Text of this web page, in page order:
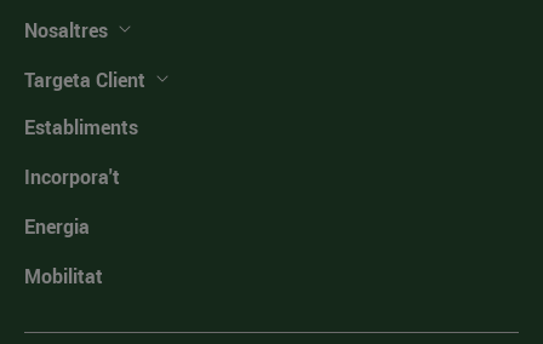
Nosaltres
Targeta Client
Establiments
Incorpora't
Energia
Mobilitat